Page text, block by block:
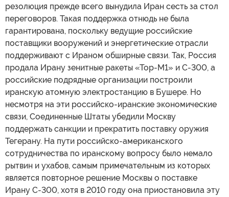
резолюция прежде всего вынудила Иран сесть за стол
переговоров. Такая поддержка отнюдь не была
гарантирована, поскольку ведущие российские
поставщики вооружений и энергетические отрасли
поддерживают с Ираном обширные связи. Так, Россия
продала Ирану зенитные ракеты «Тор-М1» и С-300, а
российские подрядные организации построили
иранскую атомную электростанцию в Бушере. Но
несмотря на эти российско-иранские экономические
связи, Соединенные Штаты убедили Москву
поддержать санкции и прекратить поставку оружия
Тегерану. На пути российско-американского
сотрудничества по иранскому вопросу было немало
рытвин и ухабов, самым примечательным из которых
является повторное решение Москвы о поставке
Ирану С-300, хотя в 2010 году она приостановила эту